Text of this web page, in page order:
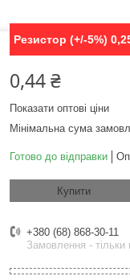
Резистор (+/-5%)
0,44 ₴
Показати оптові ціни
Мінімальна сума
Готово до відправки
Купити
+380 (68) 868-30-11
Замовлення - тільки